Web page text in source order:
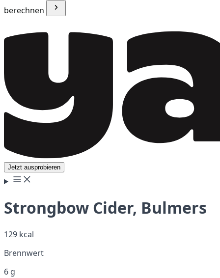
berechnen
Jetzt ausprobieren
Strongbow Cider, Bulmers
129 kcal
Brennwert
6 g